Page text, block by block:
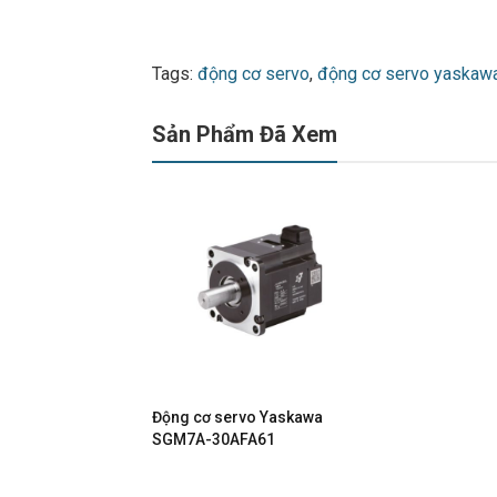
Tags: động cơ servo, động cơ servo
Sản Phẩm Đã Xem
Động cơ servo Yaskawa
SGM7A-30AFA61